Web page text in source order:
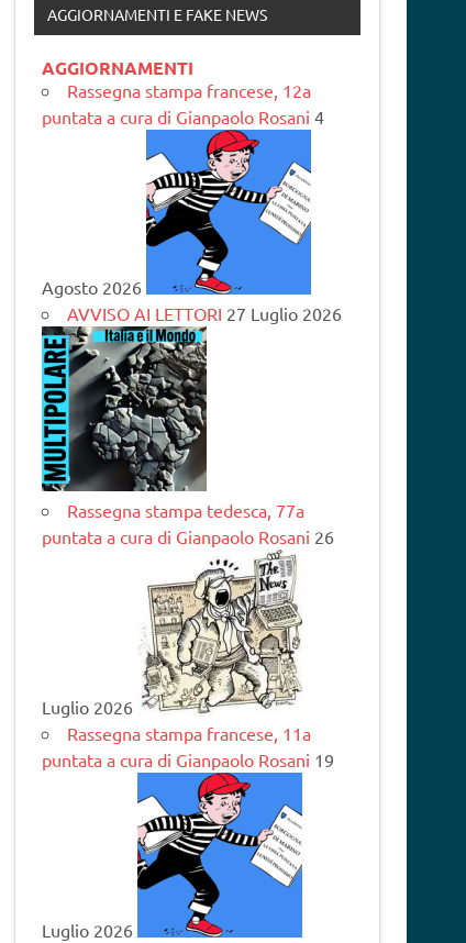
AGGIORNAMENTI E FAKE NEWS
AGGIORNAMENTI
Rassegna stampa francese, 12a
puntata a cura di Gianpaolo Rosani 4
Agosto 2026
AVVISO AI LETTORI 27 Luglio 2026
Rassegna stampa tedesca, 77a
puntata a cura di Gianpaolo Rosani 26
Luglio 2026
Rassegna stampa francese, 11a
puntata a cura di Gianpaolo Rosani 19
Luglio 2026